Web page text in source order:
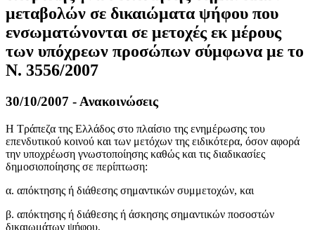
μεταβολών σε δικαιώματα ψήφου που
ενσωματώνονται σε μετοχές εκ μέρους
των υπόχρεων προσώπων σύμφωνα με το
Ν. 3556/2007
30/10/2007 - Ανακοινώσεις
Η Τράπεζα της Ελλάδος στο πλαίσιο της ενημέρωσης του
επενδυτικού κοινού και των μετόχων της ειδικότερα, όσον αφορά
την υποχρέωση γνωστοποίησης καθώς και τις διαδικασίες
δημοσιοποίησης σε περίπτωση:
α. απόκτησης ή διάθεσης σημαντικών συμμετοχών, και
β. απόκτησης ή διάθεσης ή άσκησης σημαντικών ποσοστών
δικαιωμάτων ψήφου,